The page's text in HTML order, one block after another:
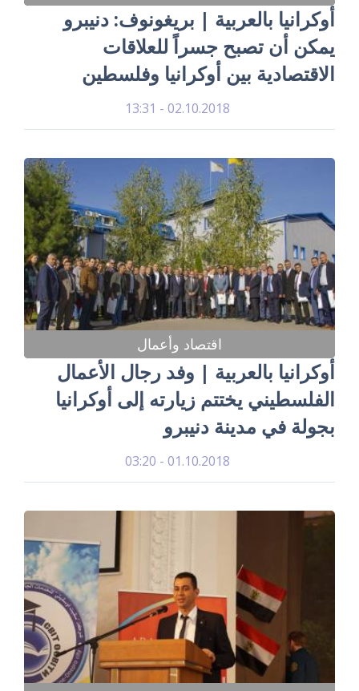
أوكرانيا بالعربية | بريغونوف: دنيبرو
يمكن أن تصبح جسراً للعلاقات
الاقتصادية بين أوكرانيا وفلسطين
02.10.2018 - 13:31
اقتصاد وأعمال
أوكرانيا بالعربية | وفد رجال الأعمال
الفلسطيني يختتم زيارته إلى أوكرانيا
بجولة في مدينة دنيبرو
01.10.2018 - 03:20